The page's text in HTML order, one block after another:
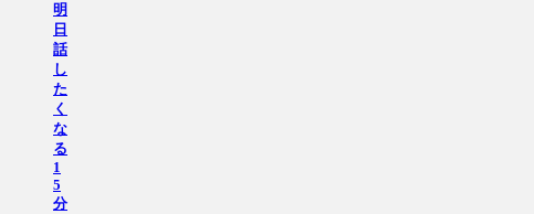
明
日
話
し
た
く
な
る
1
5
分